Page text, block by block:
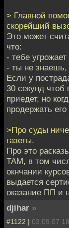
> Главной
скорейший
Это может
что:
- тебе
- ты не знаешь,
Если у
30 секунд
приедет, но
продержать
>Про суды
газеты.
Про это
ТАМ, в том
окнчании
выдается
оказание ПП и
djihar »
#1122 | 03.09.07